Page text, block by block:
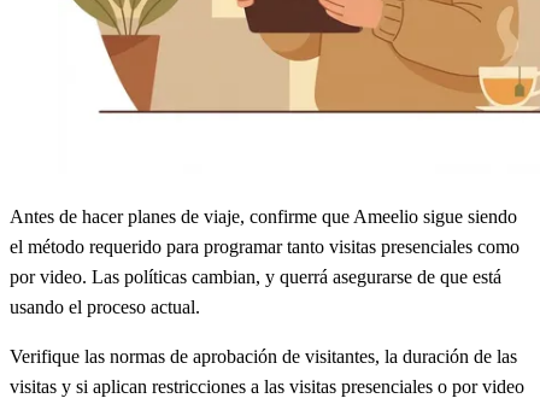
Antes de hacer planes de viaje, confirme que Ameelio sigue siendo
el método requerido para programar tanto visitas presenciales como
por video. Las políticas cambian, y querrá asegurarse de que está
usando el proceso actual.
Verifique las normas de aprobación de visitantes, la duración de las
visitas y si aplican restricciones a las visitas presenciales o por video